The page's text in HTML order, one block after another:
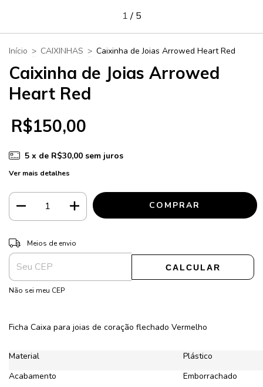
1 / 5
Início > CAIXINHAS > Caixinha de Joias Arrowed Heart Red
Caixinha de Joias Arrowed
Heart Red
R$150,00
5 x de R$30,00 sem juros
Ver mais detalhes
Entregas para o CEP:
Meios de envio
CALCULAR
Não sei meu CEP
Ficha Caixa para joias de coração flechado Vermelho
Material
Plástico
Acabamento
Emborrachado